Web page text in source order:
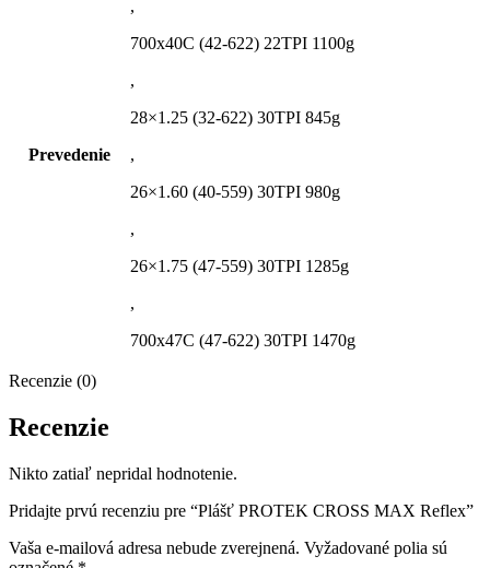
Prevedenie
,
700x40C (42-622) 22TPI 1100g
,
28×1.25 (32-622) 30TPI 845g
,
26×1.60 (40-559) 30TPI 980g
,
26×1.75 (47-559) 30TPI 1285g
,
700x47C (47-622) 30TPI 1470g
Recenzie (0)
Recenzie
Nikto zatiaľ nepridal hodnotenie.
Pridajte prvú recenziu pre “Plášť PROTEK CROSS MAX Reflex”
Vaša e-mailová adresa nebude zverejnená. Vyžadované polia sú